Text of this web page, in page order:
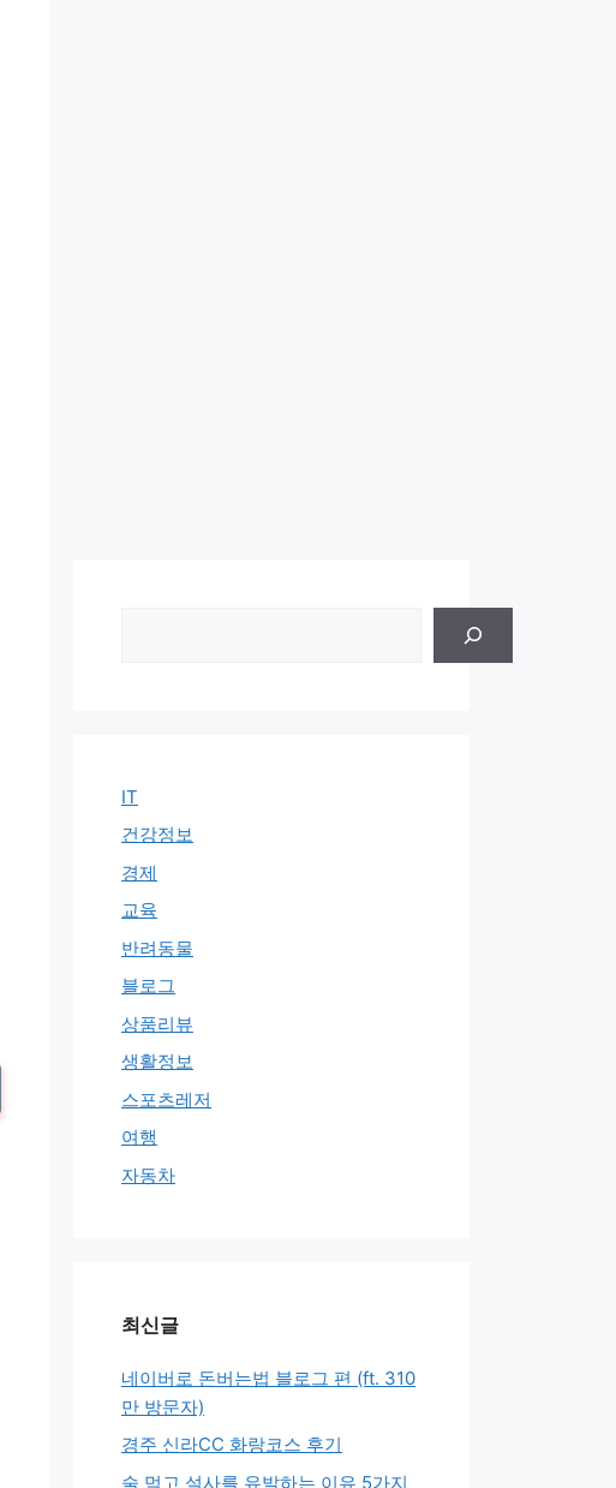
IT
건강정보
경제
교육
반려동물
블로그
상품리뷰
생활정보
스포츠레저
여행
자동차
최신글
네이버로 돈버는법 블로그 편 (ft. 310
만 방문자)
경주 신라CC 화랑코스 후기
술 먹고 설사를 유발하는 이유 5가지